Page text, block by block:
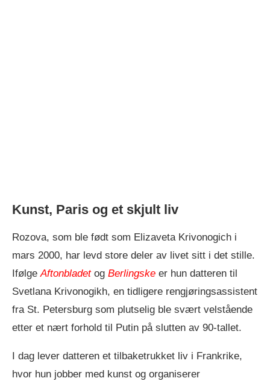
Kunst, Paris og et skjult liv
Rozova, som ble født som Elizaveta Krivonogich i
mars 2000, har levd store deler av livet sitt i det stille.
IfølgeAftonbladetog Berlingske er hun datteren til
Svetlana Krivonogikh, en tidligere rengjøringsassistent
fra St. Petersburg som plutselig ble svært velstående
etter et nært forhold til Putin på slutten av 90-tallet.
I dag lever datteren et tilbaketrukket liv i Frankrike,
hvor hun jobber med kunst og organiserer